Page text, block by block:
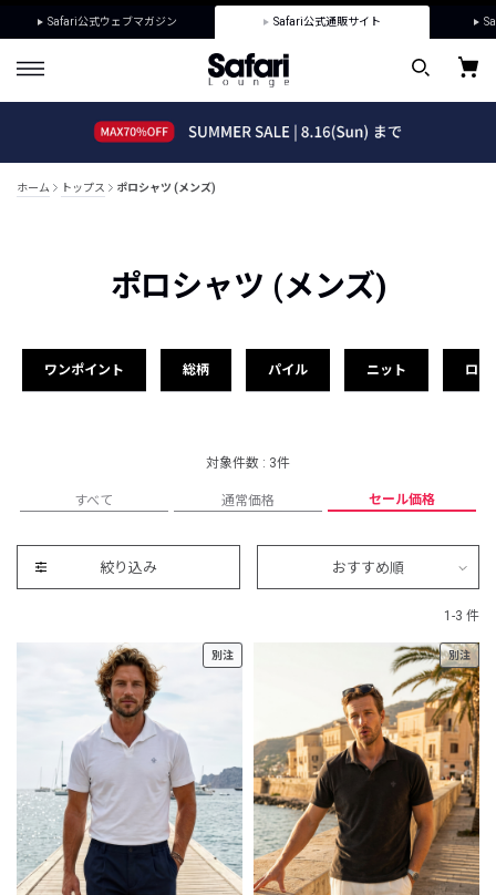
Safari公式ウェブマガジン Safari公式通販サイト
ホーム トップス ポロシャツ (メンズ)
ポロシャツ (メンズ)
ワンポイント 総柄 パイル ニット ロゴ
対象件数 : 3件
すべて 通常価格 セール価格
絞り込み おすすめ順
1-3 件
別注 別注